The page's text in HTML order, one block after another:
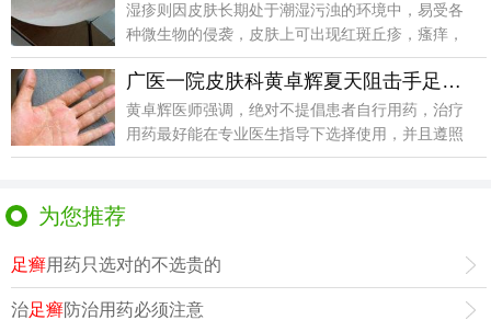
湿疹则因皮肤长期处于潮湿污浊的环境中，易受各
种微生物的侵袭，皮肤上可出现红斑丘疹，瘙痒，
严重的可在皮
广医一院皮肤科黄卓辉夏天阻击手足癣提倡防治相结合
黄卓辉医师强调，绝对不提倡患者自行用药，治疗
用药最好能在专业医生指导下选择使用，并且遵照
医嘱按时用药
为您推荐
足癣用药只选对的不选贵的
治足癣防治用药必须注意